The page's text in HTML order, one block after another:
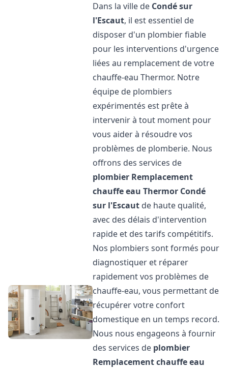
Dans la ville de Condé sur
l'Escaut, il est essentiel de
disposer d'un plombier fiable
pour les interventions d'urgence
liées au remplacement de votre
chauffe-eau Thermor. Notre
équipe de plombiers
expérimentés est prête à
intervenir à tout moment pour
vous aider à résoudre vos
problèmes de plomberie. Nous
offrons des services de
plombier Remplacement
chauffe eau Thermor Condé
sur l'Escaut de haute qualité,
avec des délais d'intervention
rapide et des tarifs compétitifs.
Nos plombiers sont formés pour
diagnostiquer et réparer
rapidement vos problèmes de
chauffe-eau, vous permettant de
récupérer votre confort
domestique en un temps record.
Nous nous engageons à fournir
des services de plombier
Remplacement chauffe eau